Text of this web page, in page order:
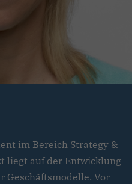
im Bereich Strategy &
liegt auf der Entwicklung
Vor